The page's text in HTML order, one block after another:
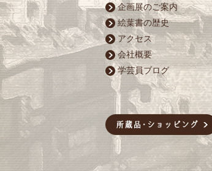
企画展のご案内
絵葉書の歴史
アクセス
会社概要
学芸員ブログ